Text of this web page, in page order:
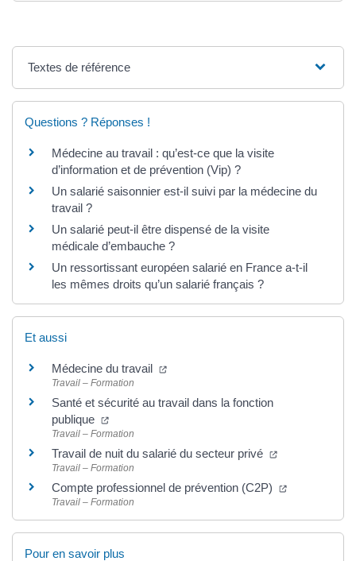
Textes de référence
Questions ? Réponses !
Médecine au travail : qu’est-ce que la visite
d’information et de prévention (Vip) ?
Un salarié saisonnier est-il suivi par la médecine du
travail ?
Un salarié peut-il être dispensé de la visite
médicale d’embauche ?
Un ressortissant européen salarié en France a-t-il
les mêmes droits qu’un salarié français ?
Et aussi
Médecine du travail
Travail – Formation
Santé et sécurité au travail dans la fonction
publique
Travail – Formation
Travail de nuit du salarié du secteur privé
Travail – Formation
Compte professionnel de prévention (C2P)
Travail – Formation
Pour en savoir plus